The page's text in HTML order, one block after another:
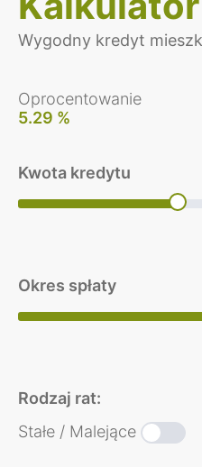
Wygodny kredyt
Oprocentowanie
5.29 %
Kwota kredytu
Okres spłaty
Rodzaj rat:
Stałe / Malejące